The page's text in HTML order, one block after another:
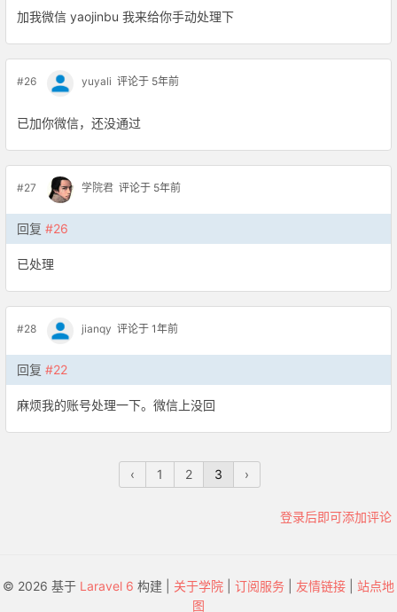
加我微信 yaojinbu 我来给你手动处理下
#26 yuyali 评论于 5年前
已加你微信，还没通过
#27 学院君 评论于 5年前
回复 #26
已处理
#28 jianqy 评论于 1年前
回复 #22
麻烦我的账号处理一下。微信上没回
‹ 1 2 3 ›
登录后即可添加评论
© 2026 基于 Laravel 6 构建 | 关于学院 订阅服务 友情链接
站点地
图